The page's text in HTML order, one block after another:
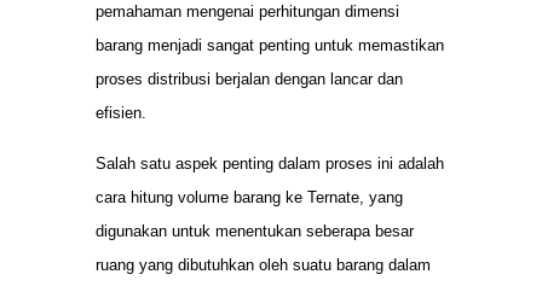
pemahaman mengenai perhitungan dimensi
barang menjadi sangat penting untuk memastikan
proses distribusi berjalan dengan lancar dan
efisien.
Salah satu aspek penting dalam proses ini adalah
cara hitung volume barang ke Ternate, yang
digunakan untuk menentukan seberapa besar
ruang yang dibutuhkan oleh suatu barang dalam